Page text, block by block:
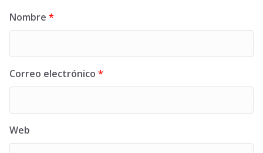
Nombre *
Correo electrónico *
Web